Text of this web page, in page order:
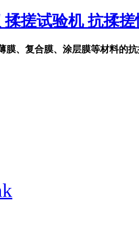
搓试验机 抗揉
膜、复合膜、涂层膜等材料的